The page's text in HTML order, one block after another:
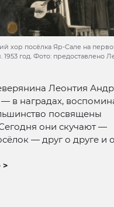
хор посёлка Яр-Сале на
1953 год. Фото: предоставлено
Леонтия
в наградах,
посвящены
они скучают —
— друг о друге и
>